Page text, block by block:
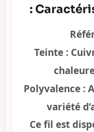
Teinte :
Polyvalence :
variété
Ce fil est